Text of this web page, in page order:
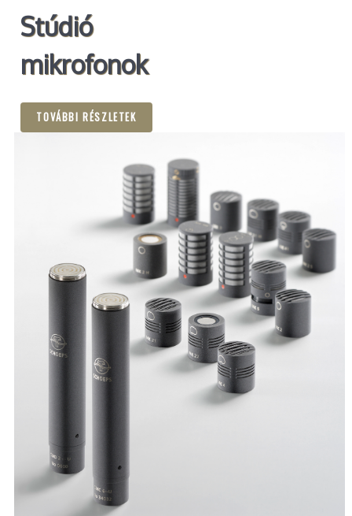
Stúdió
mikrofonok
TOVÁBBI RÉSZLETEK